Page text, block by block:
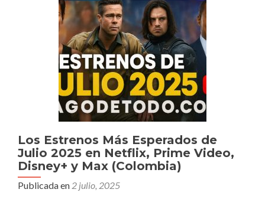
Los Estrenos Más Esperados de
Julio 2025 en Netflix, Prime Video,
Disney+ y Max (Colombia)
Publicada en 2 julio, 2025